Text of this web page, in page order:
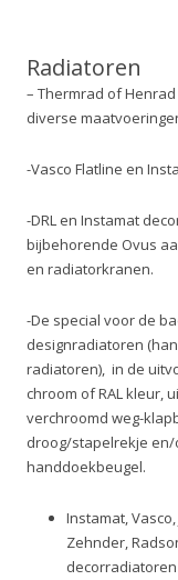
Radiatoren
– Thermrad of
diverse
-Vasco Flatline en
-DRL en Instamat
bijbehorende Ovus
en radiatorkranen.
-De special voor de
designradiatoren
radiatoren), in de
chroom of RAL kleur,
verchroomd weg-
droog/stapelrekje
handdoekbeugel.
Instamat, Vasco,
Zehnder,